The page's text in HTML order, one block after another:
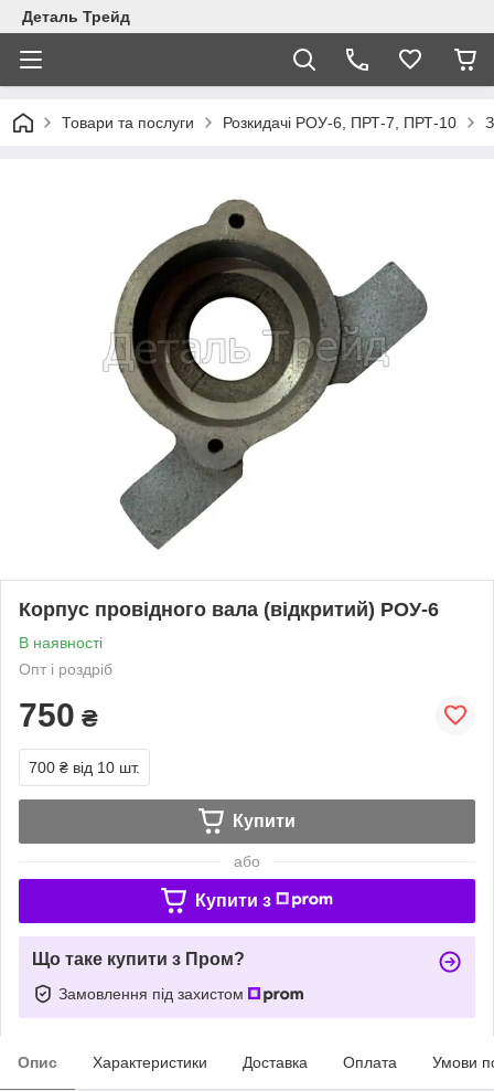
Деталь Трейд
Товари та послуги Розкидачі РОУ-6, ПРТ-7, ПРТ-10
Корпус провідного вала (відкритий) РОУ-6
В наявності
Опт і роздріб
750 ₴
700 ₴ від 10 шт.
Купити
або
Купити з
Що таке купити з Пром?
Замовлення під захистом
Опис Характеристики Доставка Оплата Умови